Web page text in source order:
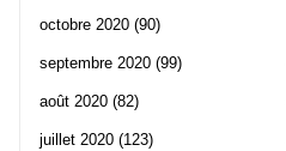
octobre 2020 (90)
septembre 2020 (99)
août 2020 (82)
juillet 2020 (123)